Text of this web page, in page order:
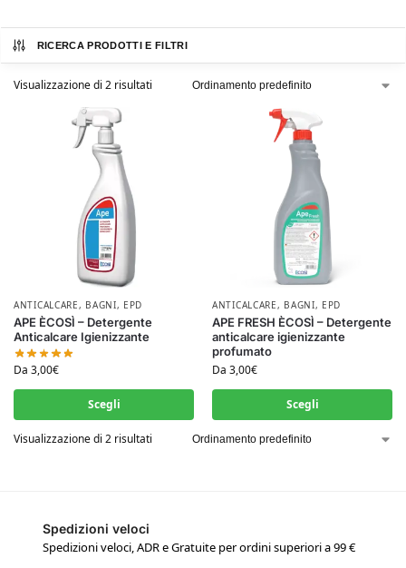
RICERCA PRODOTTI E FILTRI
Visualizzazione di 2 risultati
ANTICALCARE, BAGNI, EPD
APE ÈCOSÌ – Detergente
Anticalcare Igienizzante
Da 3,00€
Scegli
ANTICALCARE, BAGNI, EPD
APE FRESH ÈCOSÌ – Detergente
anticalcare igienizzante
profumato
Da 3,00€
Scegli
Visualizzazione di 2 risultati
Spedizioni veloci
Spedizioni veloci, ADR e Gratuite per ordini superiori a 99 €